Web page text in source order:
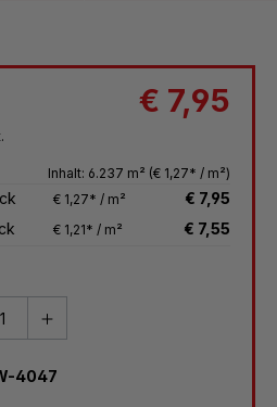
€ 7,95
Inhalt: 6.237 m² (€ 1,27* / m²)
€ 1,27* / m²
€ 7,95
€ 1,21* / m² € 7,55
4047